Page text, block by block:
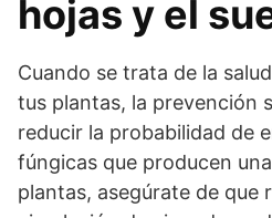
hojas y el
Cuando se trata de la
tus plantas, la prevención
reducir la probabilidad de
fúngicas que producen
plantas, asegúrate de que